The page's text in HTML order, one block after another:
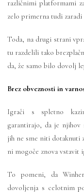
različnimi platformami
zelo primerna tudi
Toda, na drugi strani
tu razdelili tako
da, že samo bilo dovolj
Brez obveznosti in
Igrači s spletno
garantirajo, da je njihov
jih ne sme niti dotaknuti
ni mogoče znova vstavit
To pomeni, da
dovoljenja s celotnim